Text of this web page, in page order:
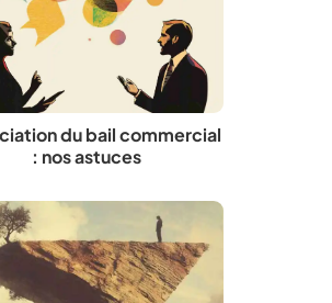
du bail commercial
: nos astuces